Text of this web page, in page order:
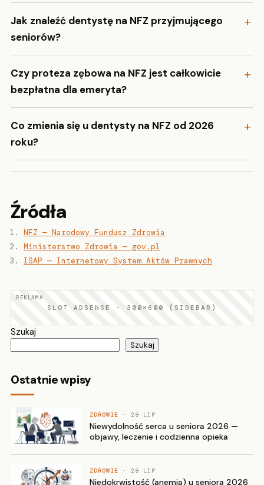
Jak znaleźć dentystę na NFZ przyjmującego
seniorów?
Czy proteza zębowa na NFZ jest całkowicie
bezpłatna dla emeryta?
Co zmienia się u dentysty na NFZ od 2026
roku?
Źródła
NFZ — Narodowy Fundusz Zdrowia
Ministerstwo Zdrowia — gov.pl
ISAP — Internetowy System Aktów Prawnych
SLOT ADSENSE · 300×600 (SIDEBAR)
Szukaj
Szukaj
Ostatnie wpisy
ZDROWIE · 28 LIP
Niewydolność serca u seniora 2026 —
objawy, leczenie i codzienna opieka
ZDROWIE · 28 LIP
Niedokrwistość (anemia) u seniora 2026